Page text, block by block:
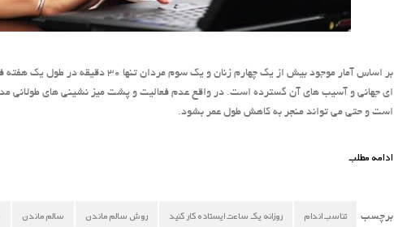
بر اساس آمار موجود بیش از یک چهارم
ای جهانی و آسیب های آن گسترده است. در واقع عدم فعالیت و پشت میز نشینی های طولانی
است و حتی می تواند منجر به کاهش طول عمر بشود.
ادامه مطلب
برچسب تناسب اندام روزانه یک ساعت ایستاده کار کنید روش سالم ماندن سالم ماندن